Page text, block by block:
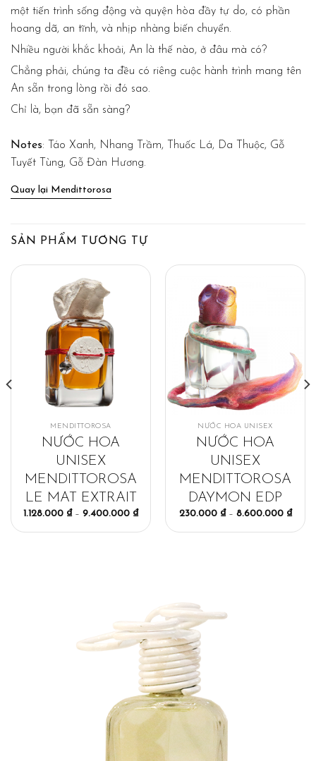
một tiến trình sống động và quyện hòa đầy tự do, có phần
hoang dã, an tĩnh, và nhịp nhàng biến chuyển.
Nhiều người khắc khoải, An là thế nào, ở đâu mà có?
Chẳng phải, chúng ta đều có riêng cuộc hành trình mang tên
An sẵn trong lòng rồi đó sao.
Chỉ là, bạn đã sẵn sàng?
Notes: Táo Xanh, Nhang Trầm, Thuốc Lá, Da Thuộc, Gỗ
Tuyết Tùng, Gỗ Đàn Hương.
Quay lại Mendittorosa
SẢN PHẨM TƯƠNG TỰ
MENDITTOROSA
NƯỚC HOA
UNISEX
MENDITTOROSA
LE MAT EXTRAIT
1.128.000 ₫ – 9.400.000 ₫
NƯỚC HOA UNISEX
NƯỚC HOA
UNISEX
MENDITTOROSA
DAYMON EDP
230.000 ₫– 8.600.000 ₫